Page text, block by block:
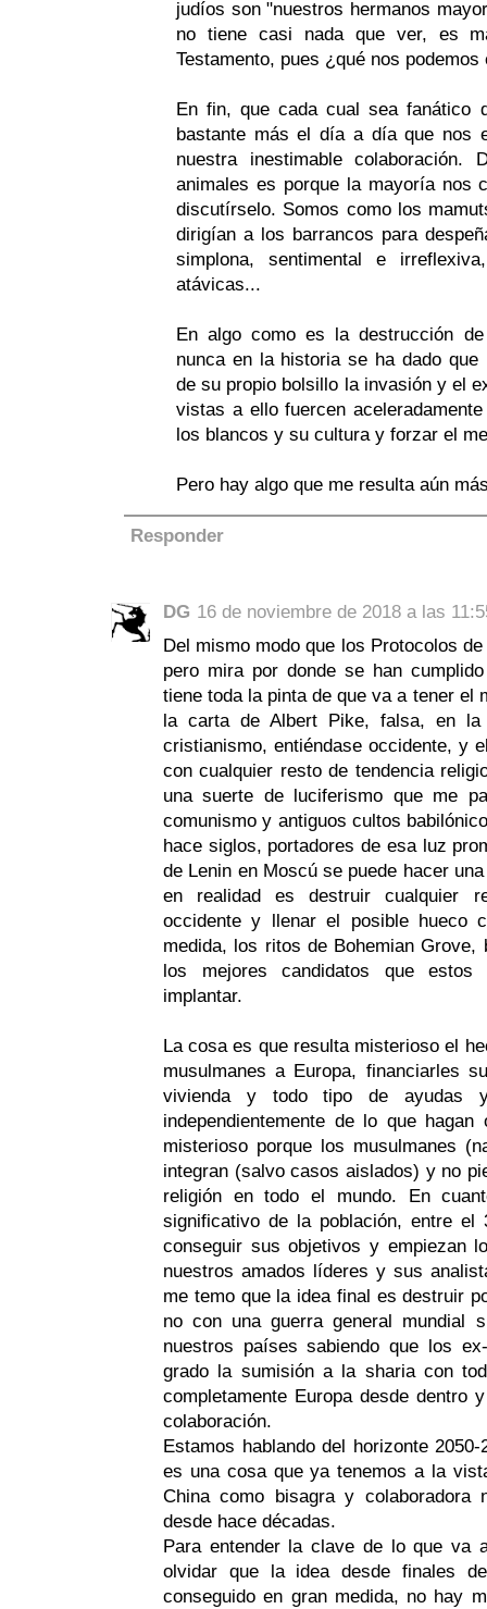
judíos son "nuestros hermanos
no tiene casi nada que ver, es
Testamento, pues ¿qué nos podemos
En fin, que cada cual sea fanático
bastante más el día a día que nos
nuestra inestimable colaboración.
animales es porque la mayoría nos
discutírselo. Somos como los
dirigían a los barrancos para
simplona, sentimental e
atávicas...
En algo como es la destrucción
nunca en la historia se ha dado
de su propio bolsillo la invasión y el
vistas a ello fuercen
los blancos y su cultura y forzar el
Pero hay algo que me resulta aún
Responder
DG 16 de noviembre de 2018 a las
Del mismo modo que los Protocolos
pero mira por donde se han
tiene toda la pinta de que va a tener el
la carta de Albert Pike, falsa, en
cristianismo, entiéndase occidente, y
con cualquier resto de tendencia
una suerte de luciferismo que me
comunismo y antiguos cultos
hace siglos, portadores de esa luz
de Lenin en Moscú se puede hacer
en realidad es destruir cualquier
occidente y llenar el posible hueco
medida, los ritos de Bohemian
los mejores candidatos que
implantar.
La cosa es que resulta misterioso el
musulmanes a Europa, financiarles
vivienda y todo tipo de ayudas
independientemente de lo que
misterioso porque los musulmanes
integran (salvo casos aislados) y no
religión en todo el mundo. En
significativo de la población, entre
conseguir sus objetivos y empiezan
nuestros amados líderes y sus
me temo que la idea final es destruir
no con una guerra general mundial
nuestros países sabiendo que los
grado la sumisión a la sharia con
completamente Europa desde dentro
colaboración.
Estamos hablando del horizonte
es una cosa que ya tenemos a la
China como bisagra y colaboradora
desde hace décadas.
Para entender la clave de lo que va
olvidar que la idea desde finales
conseguido en gran medida, no hay